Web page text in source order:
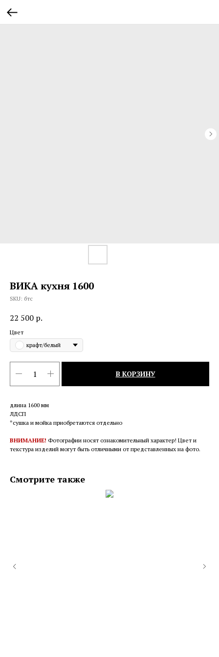
ВИКА кухня 1600
SKU: бтс
22 500 р.
Цвет
крафт/белый
В КОРЗИНУ
длина 1600 мм
ЛДСП
*сушка и мойка приобретаются отдельно
ВНИМАНИЕ! Фотографии носят ознакомительный характер! Цвет и
текстура изделий могут быть отличными от представленных на фото.
Смотрите также